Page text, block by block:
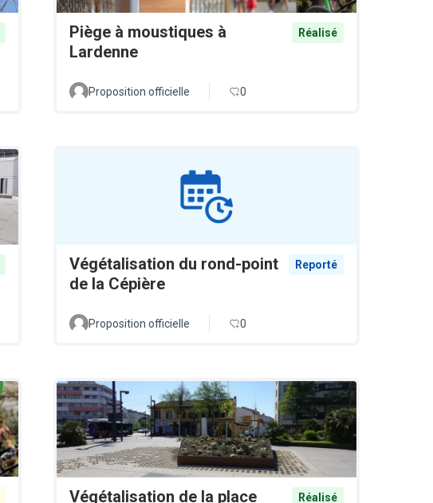
Piège à moustiques à
Lardenne
Réalisé
Proposition officielle 0
Végétalisation du rond-point
de la Cépière
Reporté
Proposition officielle 0
Végétalisation de la place
Réalisé